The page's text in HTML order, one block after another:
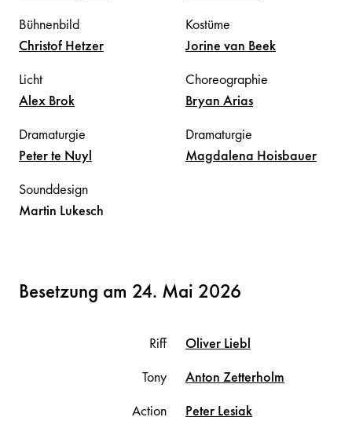
Bühnenbild
Christof Hetzer
Kostüme
Jorine van Beek
Licht
Alex Brok
Choreographie
Bryan Arias
Dramaturgie
Peterte Nuyl
Dramaturgie
Magdalena Hoisbauer
Sounddesign
Martin Lukesch
Besetzung am 24. Mai 2026
Riff Oliver Liebl
Tony
Anton Zetterholm
Action
Peter Lesiak